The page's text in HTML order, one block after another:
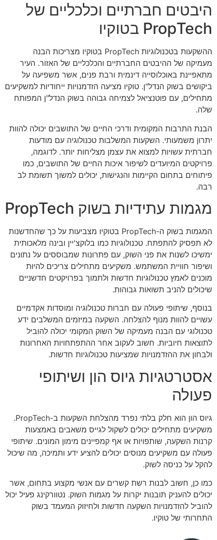
היבטים חברתיים וכלכליים של
PropTech בטוקיו
ההשקעות בטכנולוגיות PropTech בטוקיו מצריכות הבנה
מעמיקה של ההיבטים החברתיים והכלכליים של האזור. העיר
מתאפיינת באוכלוסייה דינמית ורבת פנים, אשר משפיעה על
ביקושים בשוק הנדל"ן. טוקיו מציעה הזדמנויות ייחודיות למשקיעים
מתחילים, עם פוטנציאל לצמיחה גבוהה בשוק הנדל"ן המפותח
שלה.
הבנת התרבות המקומית ודרכי החיים של התושבים יכולה להוות
יתרון משמעותי. השקעות המשלבות טכנולוגיה עם מודעות
חברתית עשויות למצוא את עצמן מצליחות יותר. לדוגמה,
פרויקטים המיועדים לשיפור איכות החיים של התושבים, כמו
פיתוחים בתחום הקיימות והנגישות, יכולים למשוך תשומת לב
רבה.
מגמות עתידיות בשוק PropTech
המגמות בשוק ה-PropTech בטוקיו מצביעות על כך שהחדשנות
לא תפסיק להתפתח. טכנולוגיות כמו בלוקצ'יין ובינה מלאכותית
ימשיכו לשנות את פני השוק, עם פתרונות שמבוססים על נתונים
ושיפור חוויית המשתמש. משקיעים מתחילים צריכים להיות
מוכנים לאמץ טכנולוגיות חדשות ולתמוך בפרויקטים חדשניים
שיכולים להניב תשואות גבוהות.
בנוסף, שיתופי פעולה עם חברות טכנולוגיה ומוסדות אקדמיים
עשויים להוות מנוף להצלחה. השקעה במיזמים המשלבים ידע
טכנולוגי עם הבנה מעמיקה של השוק המקומי יכולה להוביל
לתוצאות חיוביות. חשוב לעקוב אחר ההתפתחויות האחרונות
ולבחון את ההזדמנויות שמציעות טכנולוגיות חדשות.
אסטרטגיות גיוס הון ושיתופי
פעולה
גיוס הון הוא חלק בלתי נפרד מהצלחת השקעות ב-PropTech.
משקיעים מתחילים יכולים לשקול לגייס משאבים באמצעות
קרנות השקעה, שותפויות או אף קמפיינים מימון המונים. שיתופי
פעולה עם משקיעים מנוסים יכולים להציע ידע ותמיכה, מה שיכול
להקל על כניסה לשוק.
כמו כן, חשוב לבנות רשת קשרים עם אנשי מקצוע בתחום, אשר
יכולים להעניק תובנות יקרות על מגמות השוק. נטוורקינג פעיל יכול
להוביל להזדמנויות השקעה חדשות ולחיזוק המעמד בשוק
התחרותי של טוקיו.